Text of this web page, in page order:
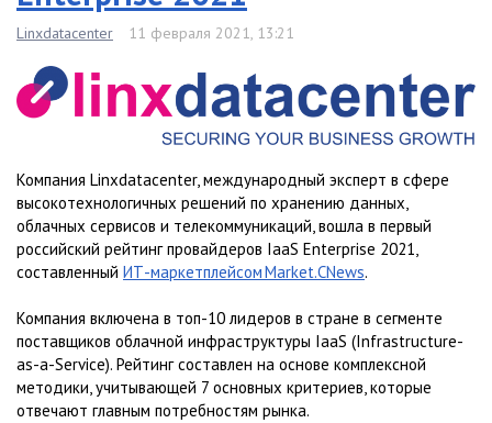
Linxdatacenter 11 февраля 2021, 13:21
Компания Linxdatacenter, международный эксперт в сфере
высокотехнологичных решений по хранению данных,
облачных сервисов и телекоммуникаций, вошла в первый
российский рейтинг провайдеров IaaS Enterprise 2021,
составленный ИТ-маркетплейсом Market.CNews.
Компания включена в топ-10 лидеров в стране в сегменте
поставщиков облачной инфраструктуры IaaS (Infrastructure-
as-a-Service). Рейтинг составлен на основе комплексной
методики, учитывающей 7 основных критериев, которые
отвечают главным потребностям рынка.